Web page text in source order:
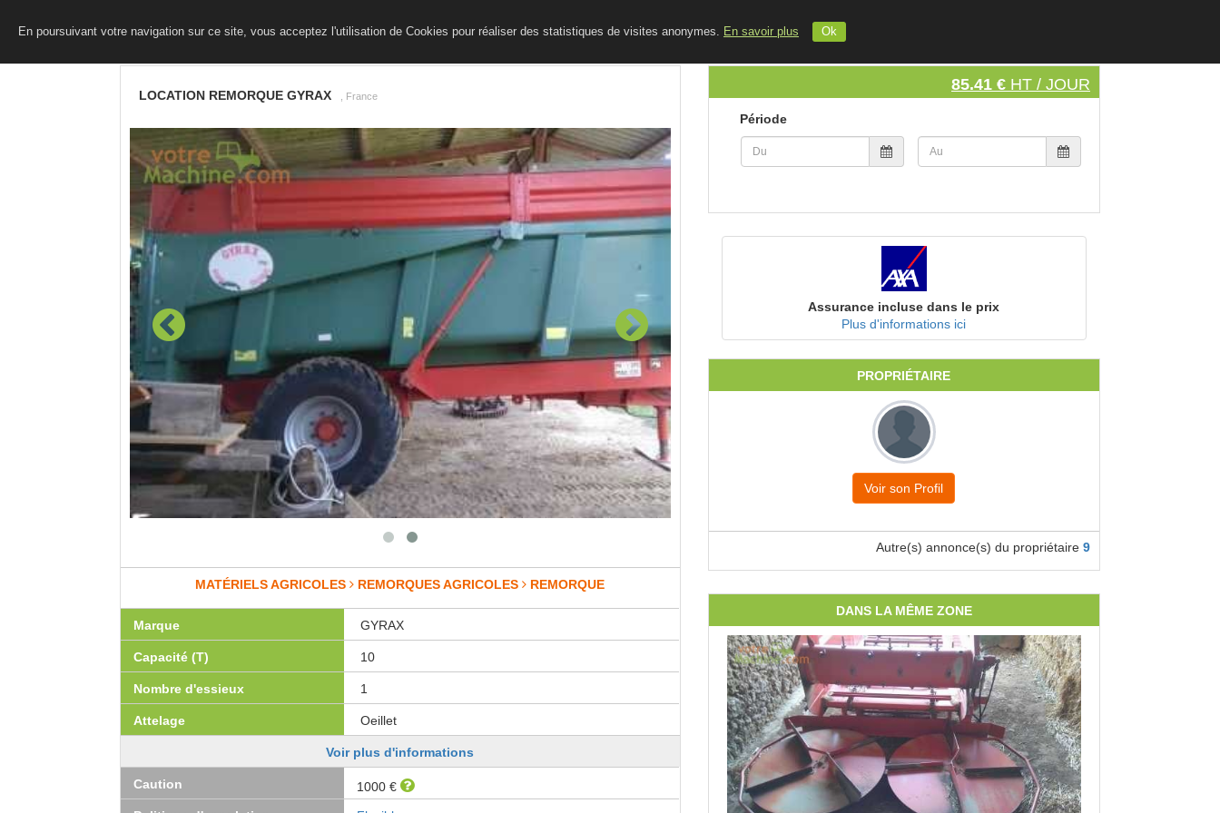
INSCRIVEZ VOTRE MATERIEL
En poursuivant votre navigation sur ce site, vous acceptez l'utilisation de Cookies pour réaliser des statistiques de visites anonymes. En savoir plus Ok
LOCATION REMORQUE GYRAX , France
MATÉRIELS AGRICOLES REMORQUES AGRICOLES REMORQUE
Marque GYRAX
Capacité (T) 10
Nombre d'essieux 1
Attelage Oeillet
Voir plus d'informations
Caution
1000 €
85.41 € HT / JOUR
Période
Assurance incluse dans le prix
Plus d'informations ici
PROPRIÉTAIRE
Voir son Profil
Autre(s) annonce(s) du propriétaire 9
DANS LA MÊME ZONE